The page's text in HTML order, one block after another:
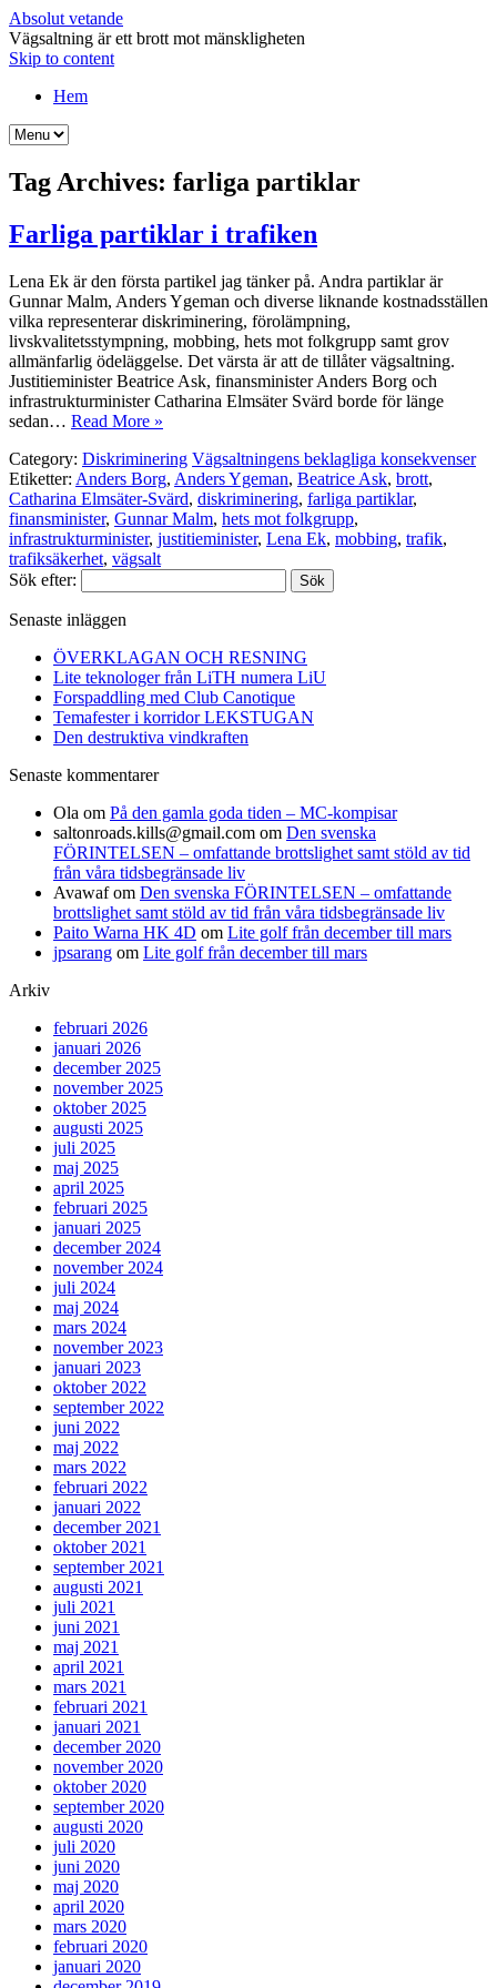
Absolut vetande
Vägsaltning är ett brott mot mänskligheten
Skip to content
Hem
Tag Archives: farliga partiklar
Farliga partiklar i trafiken
Lena Ek är den första partikel jag tänker på. Andra partiklar är
Gunnar Malm, Anders Ygeman och diverse liknande kostnadsställen
vilka representerar diskriminering, förolämpning,
livskvalitetsstympning, mobbing, hets mot folkgrupp samt grov
allmänfarlig ödeläggelse. Det värsta är att de tillåter vägsaltning.
Justitieminister Beatrice Ask, finansminister Anders Borg och
infrastrukturminister Catharina Elmsäter Svärd borde för länge
sedan… Read More »
Category: Diskriminering Vägsaltningens beklagliga konsekvenser
Etiketter: Anders Borg, Anders Ygeman, Beatrice Ask, brott,
Catharina Elmsäter-Svärd, diskriminering, farliga partiklar,
finansminister, Gunnar Malm, hets mot folkgrupp,
infrastrukturminister, justitieminister, Lena Ek, mobbing, trafik,
trafiksäkerhet, vägsalt
Sök efter:
Senaste inläggen
ÖVERKLAGAN OCH RESNING
Lite teknologer från LiTH numera LiU
Forspaddling med Club Canotique
Temafester i korridor LEKSTUGAN
Den destruktiva vindkraften
Senaste kommentarer
Ola om På den gamla goda tiden – MC-kompisar
saltonroads.kills@gmail.com om Den svenska
FÖRINTELSEN – omfattande brottslighet samt stöld av tid
från våra tidsbegränsade liv
Avawafom Den svenska FÖRINTELSEN – omfattande
brottslighet samt stöld av tid från våra tidsbegränsade liv
Paito Warna HK 4D om Lite golf från december till mars
jpsarang om Lite golf från december till mars
Arkiv
februari 2026
januari 2026
december 2025
november 2025
oktober 2025
augusti 2025
juli 2025
maj 2025
april 2025
februari 2025
januari 2025
december 2024
november 2024
juli 2024
maj 2024
mars 2024
november 2023
januari 2023
oktober 2022
september 2022
juni 2022
maj 2022
mars 2022
februari 2022
januari 2022
december 2021
oktober 2021
september 2021
augusti 2021
juli 2021
juni 2021
maj 2021
april 2021
mars 2021
februari 2021
januari 2021
december 2020
november 2020
oktober 2020
september 2020
augusti 2020
juli 2020
juni 2020
maj 2020
april 2020
mars 2020
februari 2020
januari 2020